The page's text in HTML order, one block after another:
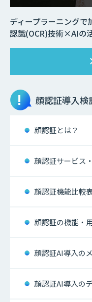
ディープラーニング
認識(OCR)技術×AIの
顔認証導入検
顔認証とは？
顔認証サービス
顔認証機能比較
顔認証の機能・
顔認証AI導入の
顔認証AI導入の